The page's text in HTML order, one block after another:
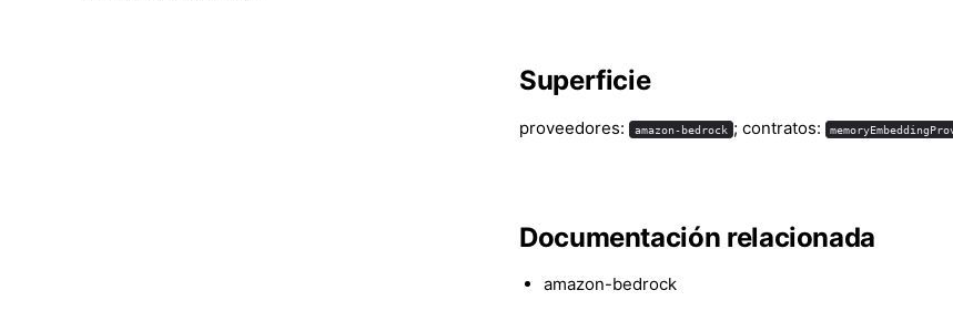
Superficie
proveedores: amazon-bedrock ; contratos:
Documentación relacionada
amazon-bedrock